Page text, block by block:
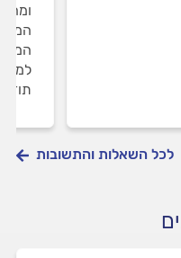
לכל השאלות והתשובות